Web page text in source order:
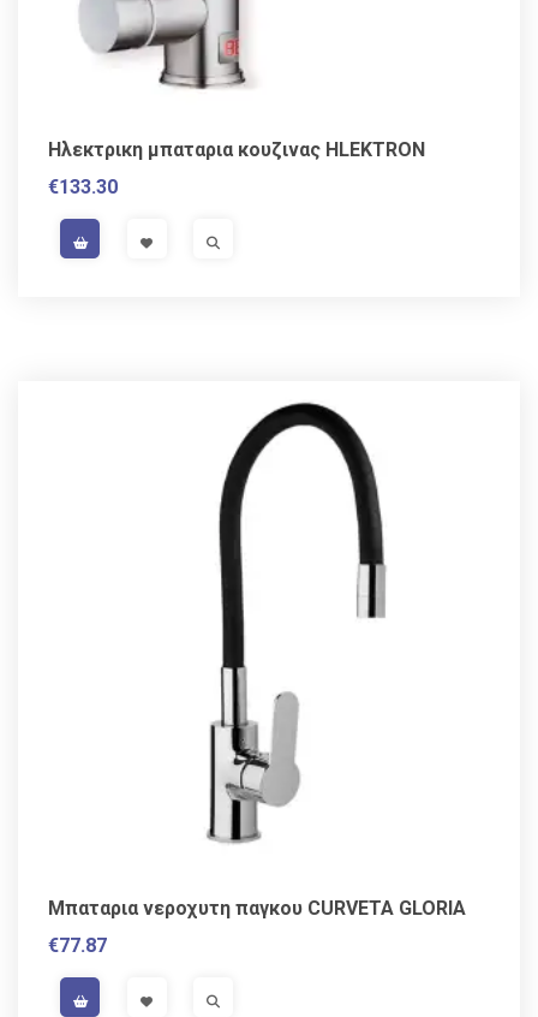
Ηλεκτρικη μπαταρια κουζινας HLEKTRON
€133.30
VISIT LINKVISIT LINK
Μπαταρια νεροχυτη παγκου CURVETA GLORIA
€77.87
VISIT LINKVISIT LINK